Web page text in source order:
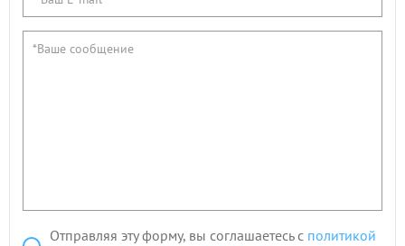
Отправляя эту форму, вы соглашаетесь с политикой